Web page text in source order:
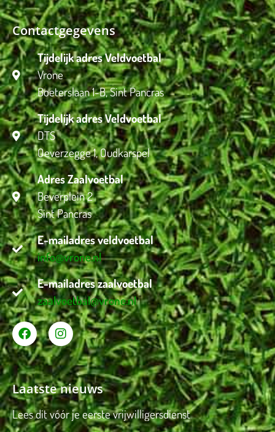
Contactgegevens
Tijdelijk adres Veldvoetbal
Vrone
Boeterslaan 1-B, Sint Pancras
Tijdelijk adres Veldvoetbal
DTS
Oeverzegge 1, Oudkarspel
Adres Zaalvoetbal
Beverplein 2
Sint Pancras
E-mailadres veldvoetbal
info@vrone.nl
E-mailadres zaalvoetbal
zaalvoetbal@vrone.nl
Laatste nieuws
Lees dit vóór je eerste vrijwilligersdienst